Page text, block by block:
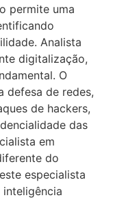
permite uma
Analista
digitalização,
O
defesa de redes,
de hackers,
das
em
do
especialista